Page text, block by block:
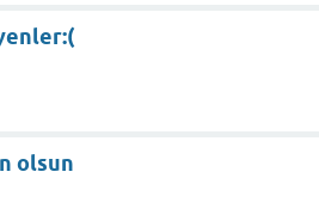
olsun